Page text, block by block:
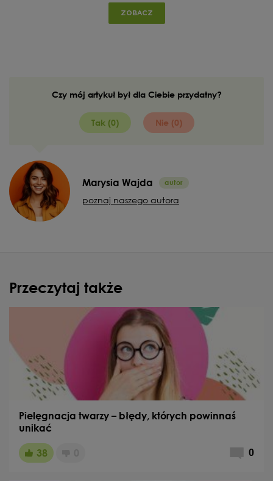
ZOBACZ
Czy mój artykuł był dla Ciebie przydatny?
Tak (0) Nie (0)
Marysia Wajda
poznaj naszego autora
Przeczytaj także
Pielęgnacja twarzy – błędy, których powinnaś
unikać
38 0